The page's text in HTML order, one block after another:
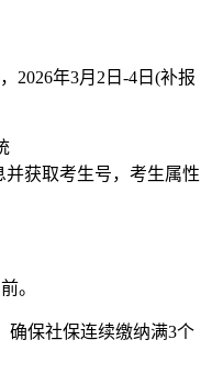
2026年3月2日-4日(补报
并获取考生号，考生属性
。
确保社保连续缴纳满3个